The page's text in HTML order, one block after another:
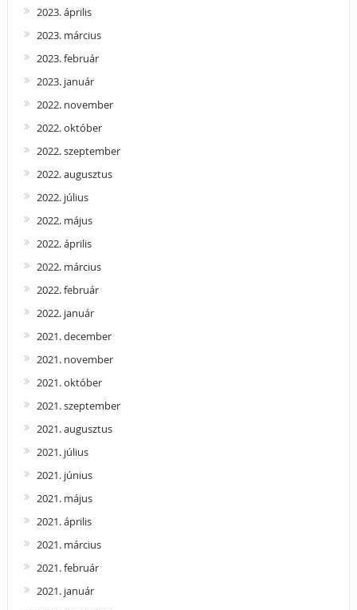
2023. április
2023. március
2023. február
2023. január
2022. november
2022. október
2022. szeptember
2022. augusztus
2022. július
2022. május
2022. április
2022. március
2022. február
2022. január
2021. december
2021. november
2021. október
2021. szeptember
2021. augusztus
2021. július
2021. június
2021. május
2021. április
2021. március
2021. február
2021. január